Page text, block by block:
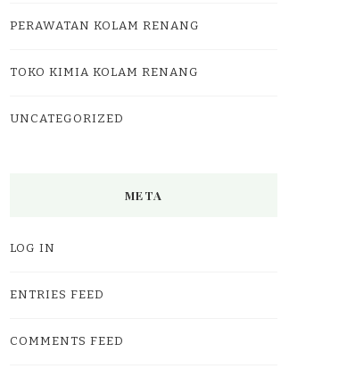
PERAWATAN KOLAM RENANG
TOKO KIMIA KOLAM RENANG
UNCATEGORIZED
META
LOG IN
ENTRIES FEED
COMMENTS FEED